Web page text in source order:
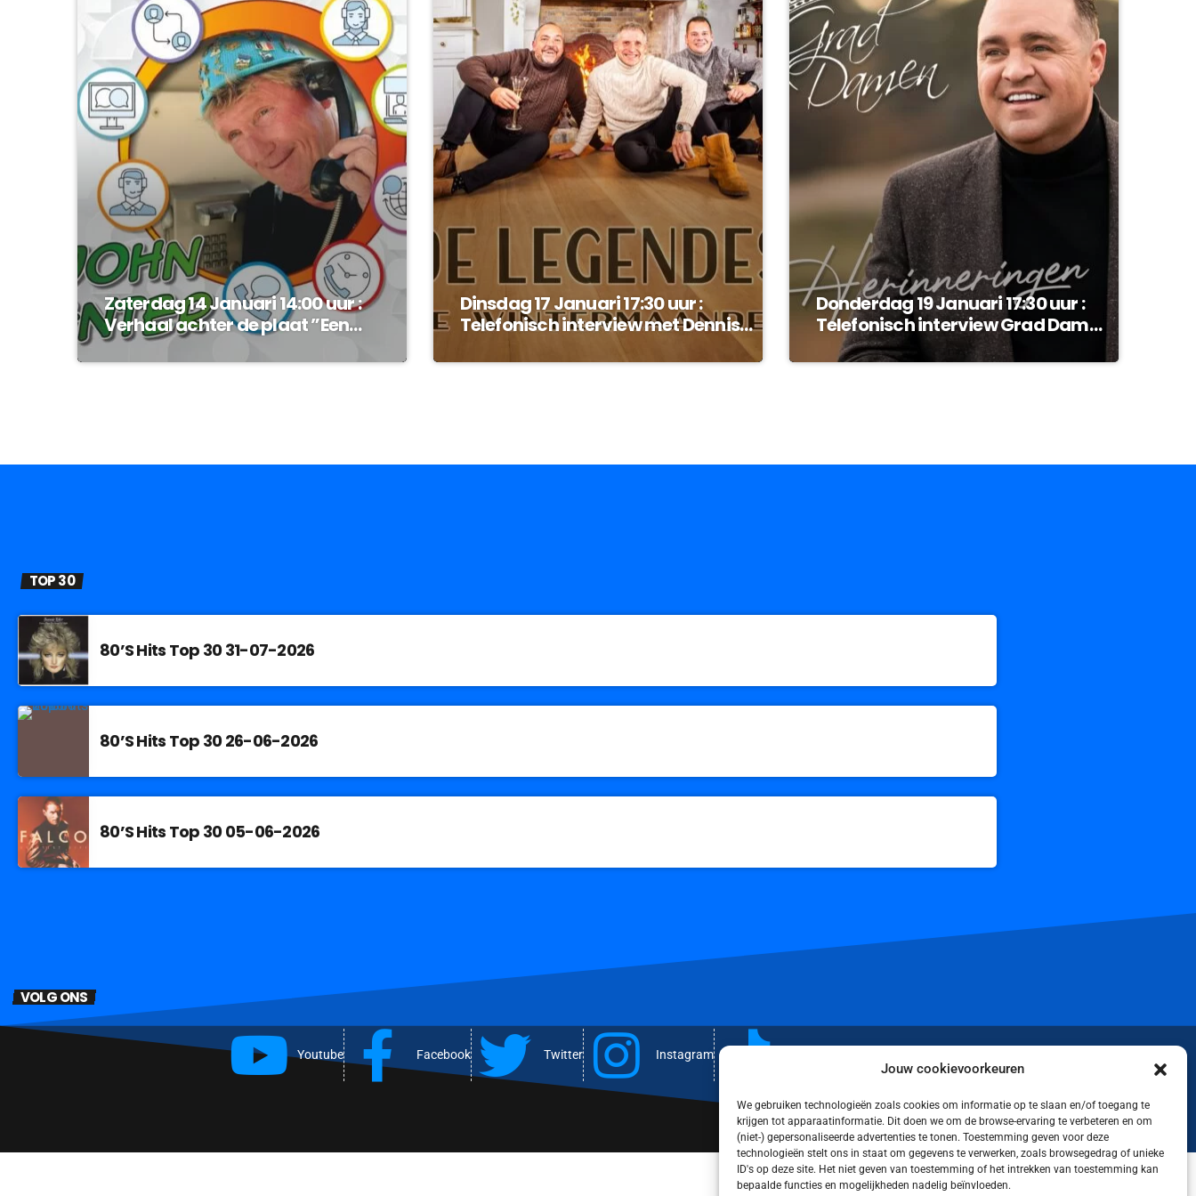
Jouw cookievoorkeuren
We gebruiken technologieën zoals cookies om informatie op te slaan en/of toegang te
krijgen tot apparaatinformatie. Dit doen we om de browse-ervaring te verbeteren en om
(niet-) gepersonaliseerde advertenties te tonen. Toestemming geven voor deze
technologieën stelt ons in staat om gegevens te verwerken, zoals browsegedrag of unieke
ID's op deze site. Het niet geven van toestemming of het intrekken van toestemming kan
bepaalde functies en mogelijkheden nadelig beïnvloeden.
Zaterdag 14 Januari 14:00 uur :
Verhaal achter de plaat ”Een
ogenblik” van John Enter !
Dinsdag 17 Januari 17:30 uur :
Telefonisch interview met Dennis
Donderdag 19 Januari 17:30 uur :
Telefonisch interview Grad Damen
TOP 30
80’S Hits Top 30 31-07-2026
80’S Hits Top 30 26-06-2026
80’S Hits Top 30 05-06-2026
VOLG ONS
Youtube Facebook Twitter Instagram